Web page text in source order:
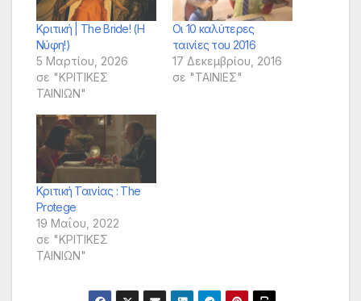
Κριτική | The Bride! (Η
Νύφη!)
5 Μαρτίου, 2026
σε "ΚΡΙΤΙΚΕΣ
ΤΑΙΝΙΩΝ"
Οι 10 καλύτερες
ταινίες του 2016
17 Δεκεμβρίου, 2016
σε "ΤΑΙΝΙΕΣ"
Κριτική Ταινίας : The
Protege
19 Μαΐου, 2022
σε "ΚΡΙΤΙΚΕΣ
ΤΑΙΝΙΩΝ"